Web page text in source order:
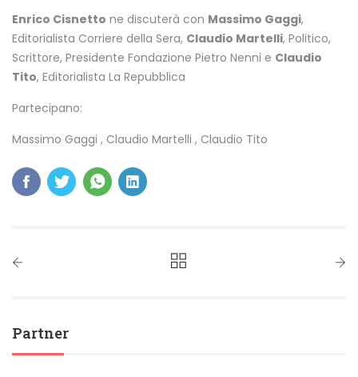
Enrico Cisnetto ne discuterà con Massimo Gaggi,
Editorialista Corriere della Sera, Claudio Martelli, Politico,
Scrittore, Presidente Fondazione Pietro Nenni e Claudio
Tito, Editorialista La Repubblica
Partecipano:
Massimo Gaggi , Claudio Martelli , Claudio Tito
Partner